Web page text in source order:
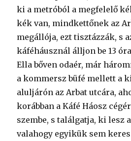
ki a metróból a megfelelő
kék van, mindkettőnek az
megállója, ezt tisztázzák, s
káféháusznál álljon be 13
Ella bőven odaér, már
a kommersz büfé mellett a
aluljárón az Arbat utcára,
korábban a Káfé Háosz
szembe, s találgatja, ki lesz
valahogy egyikük sem